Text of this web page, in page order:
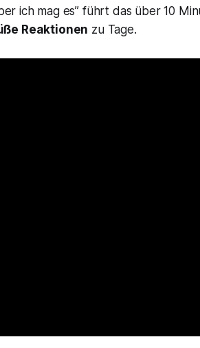
ich mag es” führt das über 10
Reaktionen zu Tage.